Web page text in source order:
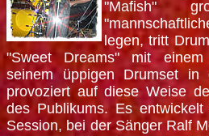
"Mafish"
legen, tritt
"Sweet Dreams" mit
seinem üppigen Drumset in
provoziert auf diese Weise
des Publikums. Es
Session, bei der Sänger Ralf